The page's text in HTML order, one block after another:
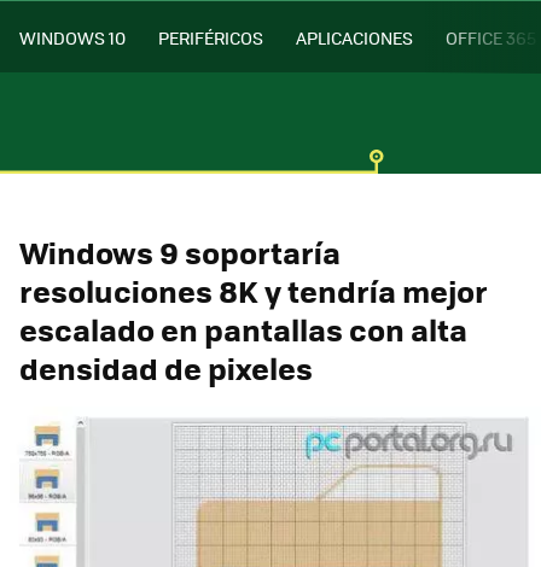
WINDOWS 10 PERIFÉRICOS APLICACIONES OFFICE 365
Windows 9 soportaría
resoluciones 8K y tendría mejor
escalado en pantallas con alta
densidad de pixeles